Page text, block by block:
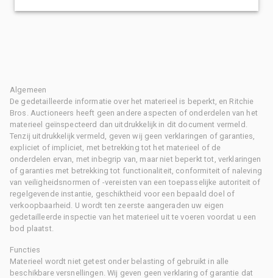
Algemeen
De gedetailleerde informatie over het materieel is beperkt, en Ritchie
Bros. Auctioneers heeft geen andere aspecten of onderdelen van het
materieel geïnspecteerd dan uitdrukkelijk in dit document vermeld.
Tenzij uitdrukkelijk vermeld, geven wij geen verklaringen of garanties,
expliciet of impliciet, met betrekking tot het materieel of de
onderdelen ervan, met inbegrip van, maar niet beperkt tot, verklaringen
of garanties met betrekking tot functionaliteit, conformiteit of naleving
van veiligheidsnormen of -vereisten van een toepasselijke autoriteit of
regelgevende instantie, geschiktheid voor een bepaald doel of
verkoopbaarheid. U wordt ten zeerste aangeraden uw eigen
gedetailleerde inspectie van het materieel uit te voeren voordat u een
bod plaatst.
Functies
Materieel wordt niet getest onder belasting of gebruikt in alle
beschikbare versnellingen. Wij geven geen verklaring of garantie dat